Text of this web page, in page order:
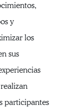
y
los
sus
participantes